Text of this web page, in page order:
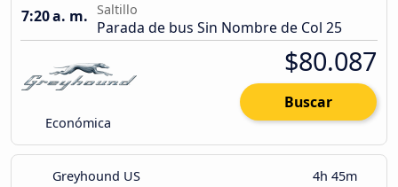
7:20 a. m. Saltillo
Parada de bus Sin Nombre de Col 25
Económica
$80.087
Buscar
Greyhound US 4h 45m